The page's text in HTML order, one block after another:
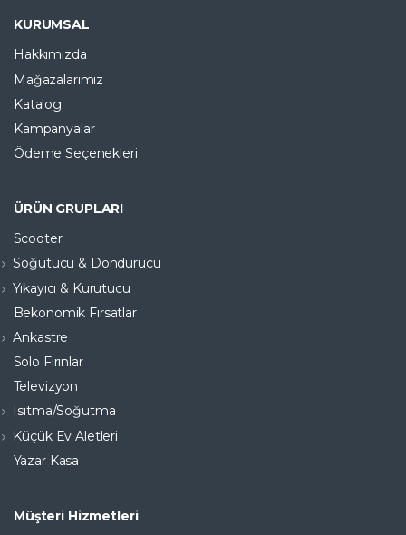
KURUMSAL
Hakkımızda
Mağazalarımız
Katalog
Kampanyalar
Ödeme Seçenekleri
ÜRÜN GRUPLARI
Scooter
Soğutucu & Dondurucu
Yıkayıcı & Kurutucu
Bekonomik Fırsatlar
Ankastre
Solo Fırınlar
Televizyon
Isıtma/Soğutma
Küçük Ev Aletleri
Yazar Kasa
Müşteri Hizmetleri